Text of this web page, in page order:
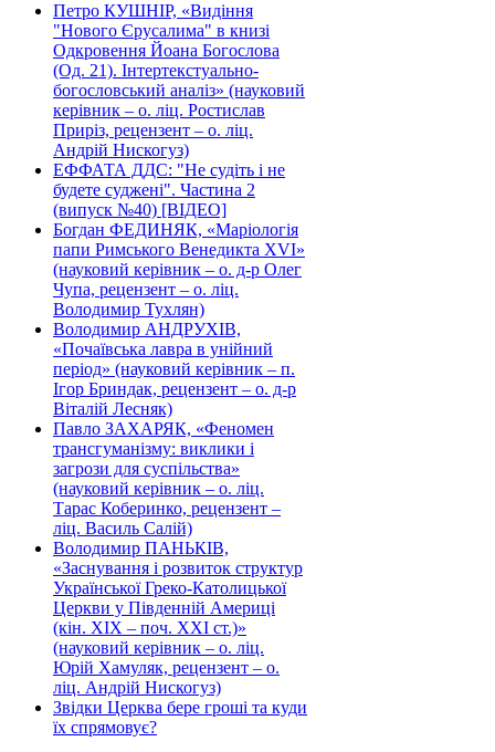
Петро КУШНІР, «Видіння
"Нового Єрусалима" в книзі
Одкровення Йоана Богослова
(Од. 21). Інтертекстуально-
богословський аналіз» (науковий
керівник – о. ліц. Ростислав
Приріз, рецензент – о. ліц.
Андрій Нискогуз)
ЕФФАТА ДДС: "Не судіть і не
будете суджені". Частина 2
(випуск №40) [ВІДЕО]
Богдан ФЕДИНЯК, «Маріологія
папи Римського Венедикта XVI»
(науковий керівник – о. д-р Олег
Чупа, рецензент – о. ліц.
Володимир Тухлян)
Володимир АНДРУХІВ,
«Почаївська лавра в унійний
період» (науковий керівник – п.
Ігор Бриндак, рецензент – о. д-р
Віталій Лесняк)
Павло ЗАХАРЯК, «Феномен
трансгуманізму: виклики і
загрози для суспільства»
(науковий керівник – о. ліц.
Тарас Коберинко, рецензент –
ліц. Василь Салій)
Володимир ПАНЬКІВ,
«Заснування і розвиток структур
Української Греко-Католицької
Церкви у Південній Америці
(кін. ХІХ – поч. ХХІ ст.)»
(науковий керівник – о. ліц.
Юрій Хамуляк, рецензент – о.
ліц. Андрій Нискогуз)
Звідки Церква бере гроші та куди
їх спрямовує?